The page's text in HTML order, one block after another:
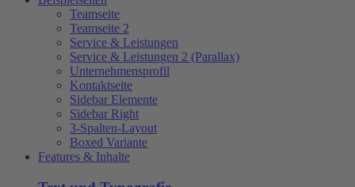
Teamseite
Teamseite 2
Service & Leistungen
Service & Leistungen 2 (Parallax)
Unternehmensprofil
Kontaktseite
Sidebar Elemente
Sidebar Right
3-Spalten-Layout
Boxed Variante
Features & Inhalte